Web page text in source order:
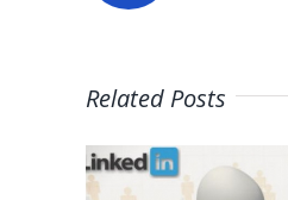
Related Posts